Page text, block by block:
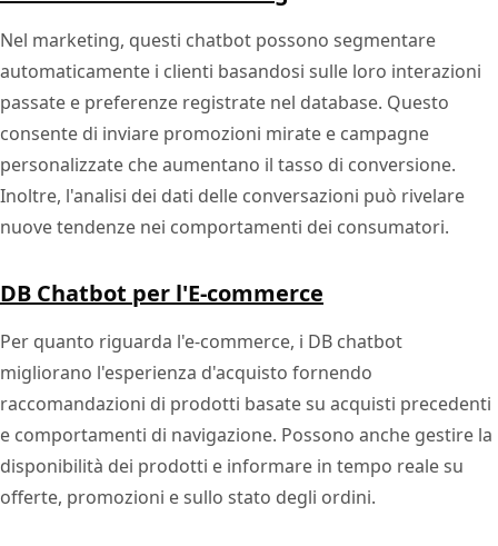
Nel marketing, questi chatbot possono segmentare
automaticamente i clienti basandosi sulle loro interazioni
passate e preferenze registrate nel database. Questo
consente di inviare promozioni mirate e campagne
personalizzate che aumentano il tasso di conversione.
Inoltre, l'analisi dei dati delle conversazioni può rivelare
nuove tendenze nei comportamenti dei consumatori.
DB Chatbot per l'E-commerce
Per quanto riguarda l'e-commerce, i DB chatbot
migliorano l'esperienza d'acquisto fornendo
raccomandazioni di prodotti basate su acquisti precedenti
e comportamenti di navigazione. Possono anche gestire la
disponibilità dei prodotti e informare in tempo reale su
offerte, promozioni e sullo stato degli ordini.